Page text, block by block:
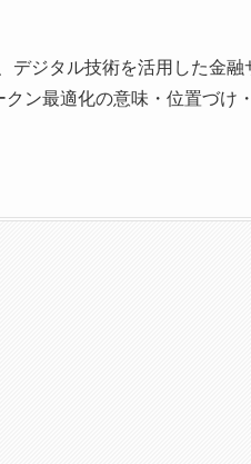
デジタル技術を活用した金融
ン最適化の意味・位置づけ